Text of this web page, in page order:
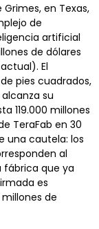
en Texas,
de
artificial
de dólares
El
pies cuadrados,
su
119.000 millones
TeraFab en 30
una cautela: los
al
fábrica que ya
es
de